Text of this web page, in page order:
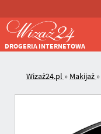
DROGERIA INTERNETOWA
Wizaż24.pl » Makijaż »